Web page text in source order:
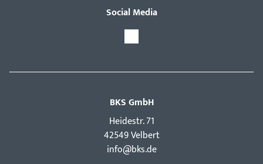
Social Media
BKS GmbH
Hei­destr. 71
42549 Velbert
info@bks.de